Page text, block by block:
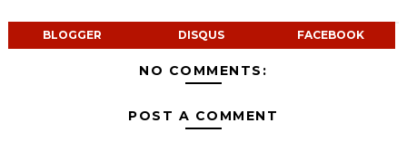
BLOGGER DISQUS FACEBOOK
NO COMMENTS:
POST A COMMENT